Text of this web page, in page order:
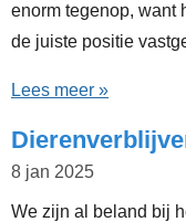
enorm tegenop, want
de juiste positie
Lees meer »
8 jan 2025
We zijn al beland bij